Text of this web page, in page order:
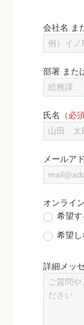
会社名 ま
部署 また
氏名 （必
メールア
オンライ
希望す
希望し
詳細メッ